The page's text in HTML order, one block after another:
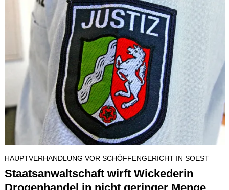
HAUPTVERHANDLUNG VOR SCHÖFFENGERICHT IN SOEST
Staatsanwaltschaft wirft Wickederin